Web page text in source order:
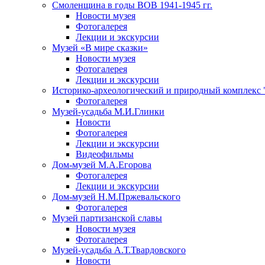
Смоленщина в годы ВОВ 1941-1945 гг.
Новости музея
Фотогалерея
Лекции и экскурсии
Музей «В мире сказки»
Новости музея
Фотогалерея
Лекции и экскурсии
Историко-археологический и природный комплекс
Фотогалерея
Музей-усадьба М.И.Глинки
Новости
Фотогалерея
Лекции и экскурсии
Видеофильмы
Дом-музей М.А.Егорова
Фотогалерея
Лекции и экскурсии
Дом-музей Н.М.Пржевальского
Фотогалерея
Музей партизанской славы
Новости музея
Фотогалерея
Музей-усадьба А.Т.Твардовского
Новости